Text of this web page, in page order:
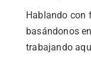
Hablando con
basándonos
trabajando